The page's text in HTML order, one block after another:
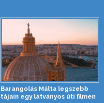
Barangolás Málta legszebb
tájain egy látványos úti filmen